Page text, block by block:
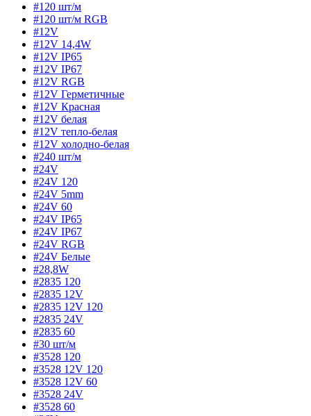
#120 шт/м
#120 шт/м RGB
#12V
#12V 14,4W
#12V IP65
#12V IP67
#12V RGB
#12V Герметичные
#12V Красная
#12V белая
#12V тепло-белая
#12V холодно-белая
#240 шт/м
#24V
#24V 120
#24V 5mm
#24V 60
#24V IP65
#24V IP67
#24V RGB
#24V Белые
#28,8W
#2835 120
#2835 12V
#2835 12V 120
#2835 24V
#2835 60
#30 шт/м
#3528 120
#3528 12V 120
#3528 12V 60
#3528 24V
#3528 60